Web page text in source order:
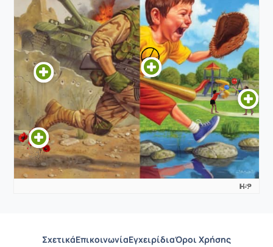
ΣχετικάΕπικοινωνίαΕγχειρίδιαΌροι Χρήσης